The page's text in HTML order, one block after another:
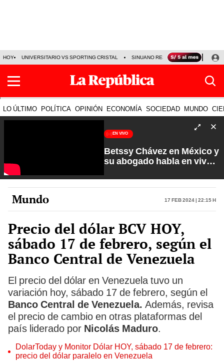
HOY UNIVERSITARIO VS SPORTING CRISTAL SINUANO RESULTADOS HOY
LO ÚLTIMO POLÍTICA OPINIÓN ECONOMÍA SOCIEDAD MUNDO
EN VIVO
Betssy Chávez en México y
su abogado habla en vivo |
Carlos Cornejo
Mundo 17 Feb 2024 | 22:15 h
Precio del dólar BCV HOY,
sábado 17 de febrero, según el
Banco Central de Venezuela
El precio del dólar en Venezuela tuvo un
variación hoy, sábado 17 de febrero, según el
Banco Central de Venezuela. Además, revisa
el precio de cambio en otras plataformas del
país liderado por Nicolás Maduro.
DolarToday y Monitor Dólar HOY, sábado 17 de febrero:
precio del dólar paralelo en Venezuela